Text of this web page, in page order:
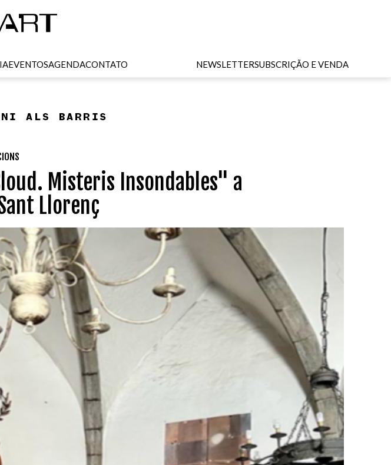
EVENTOSAGENDACONTATO NEWSLETTERSUBSCRIÇÃO E VENDA
Misteris Insondables" a
Llorenç